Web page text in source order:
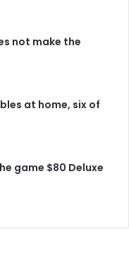
not make the
at home, six of
game $80 Deluxe